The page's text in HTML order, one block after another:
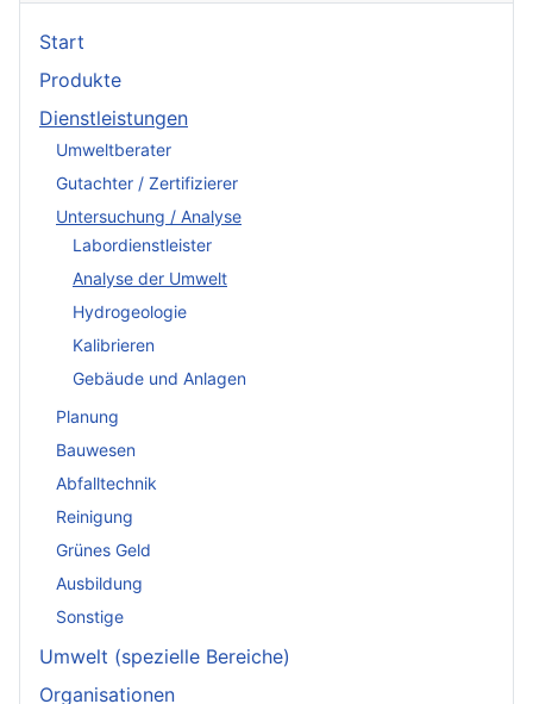
Start
Produkte
Dienstleistungen
Umweltberater
Gutachter / Zertifizierer
Untersuchung / Analyse
Labordienstleister
Analyse der Umwelt
Hydrogeologie
Kalibrieren
Gebäude und Anlagen
Planung
Bauwesen
Abfalltechnik
Reinigung
Grünes Geld
Ausbildung
Sonstige
Umwelt (spezielle Bereiche)
Organisationen